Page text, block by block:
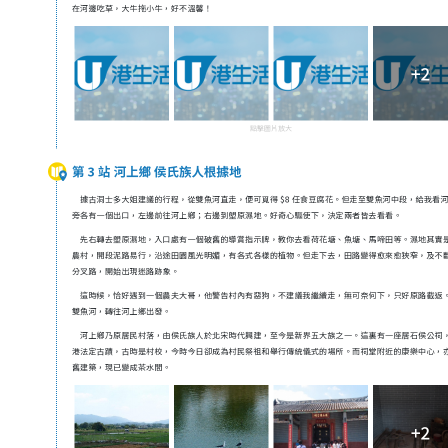
在河邊吃草，大牛拖小牛，好不溫馨！
+2
點擊圖片放大
第 3 站 河上鄉 侯氏族人根據地
據古洞士多大姐建議的行程，從雙魚河直走，便可覓得 $8 任食豆腐花。但走至雙魚河中段，給我看
旁各有一個出口，左邊前往河上鄉；右邊到塱原濕地。好奇心驅使下，決定兩者皆去看看。
先右轉去塱原濕地，入口處有一個破舊的導賞指示牌，教你去看荷花塘、魚塘、馬啼田等。濕地其實
農村，開段泥路易行，沿途田園風光明媚，有各式各樣的植物。但走下去，田路變得愈來愈狹窄，及不
分叉路，開始出現迷路跡象。
這時候，恰好遇到一個農夫大哥，他警告村內有惡狗，不建議我繼續走，無可奈何下，只好原路截返
雙魚河，轉往河上鄉出發。
河上鄉乃原居民村落，由侯氏族人於北宋時代興建，至今是新界五大族之一。 這裏有一座居石侯公祠
港法定古蹟，古時是村校，今時今日卻成為村民祭祖和舉行傳統儀式的場所。而祠堂附近的康樂中心，
舊建築，現已變成茶水間。
+2